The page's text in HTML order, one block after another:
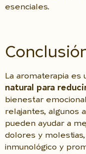
esenciales.
La aromaterapia es
natural para
bienestar
relajantes, algunos
pueden ayudar a
dolores y
inmunológico y